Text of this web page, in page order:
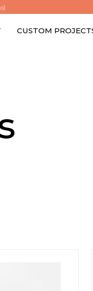
CUSTOM